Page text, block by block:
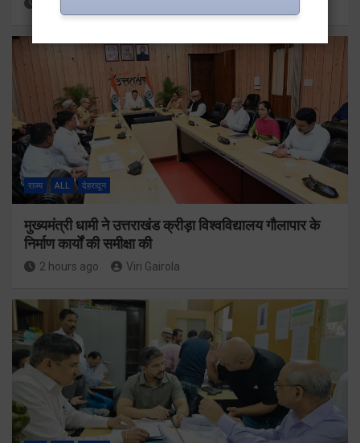
राज्य ALL देहरादून
मुख्यमंत्री धामी ने उत्तराखंड क्रीड़ा विश्वविद्यालय गौलापार के
निर्माण कार्यों की समीक्षा की
2 hours ago Viri Gairola